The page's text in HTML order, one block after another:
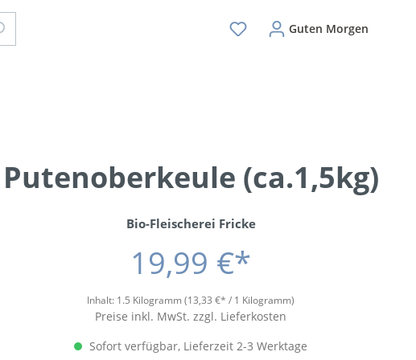
Guten Morgen
Putenoberkeule (ca.1,5kg)
Bio-Fleischerei Fricke
19,99 €*
Inhalt: 1.5 Kilogramm(13,33 €* / 1 Kilogramm)
Preise inkl. MwSt. zzgl. Lieferkosten
Sofort verfügbar, Lieferzeit 2-3 Werktage